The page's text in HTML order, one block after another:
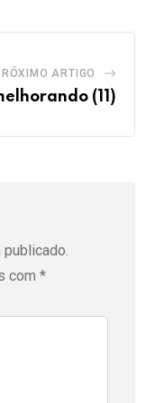
ARTIGO
(11)
com *